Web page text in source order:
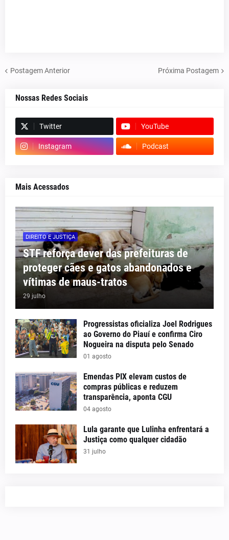
Postagem Anterior Próxima Postagem
Nossas Redes Sociais
Twitter YouTube
Instagram Podcast
Mais Acessados
DIREITO E JUSTIÇA
STF reforça dever das prefeituras de
proteger cães e gatos abandonados e
vítimas de maus-tratos
29 julho
Progressistas oficializa Joel Rodrigues
ao Governo do Piauí e confirma Ciro
Nogueira na disputa pelo Senado
01 agosto
Emendas PIX elevam custos de
compras públicas e reduzem
transparência, aponta CGU
04 agosto
Lula garante que Lulinha enfrentará a
Justiça como qualquer cidadão
31 julho